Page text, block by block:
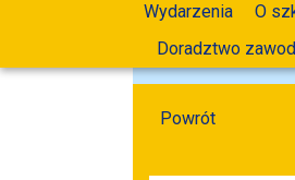
Wydarzenia O
Doradztwo
Powrót